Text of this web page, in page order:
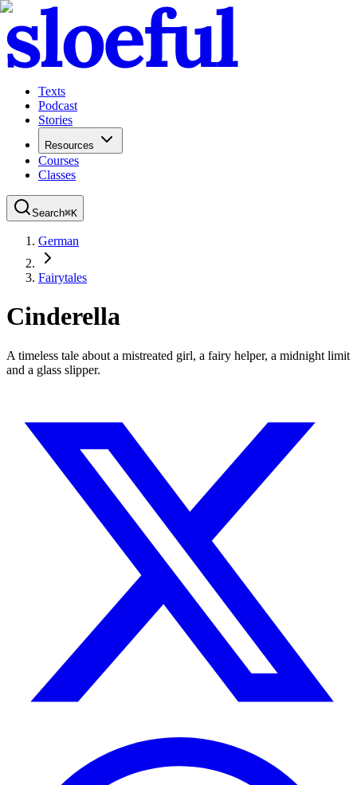
Texts
Podcast
Stories
Resources
Courses
Classes
Search⌘K
German
Fairytales
Cinderella
A timeless tale about a mistreated girl, a fairy helper, a midnight limit
and a glass slipper.